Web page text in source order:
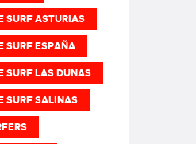
SURF ASTURIAS
SURF ESPAÑA
SURF LAS DUNAS
SURF SALINAS